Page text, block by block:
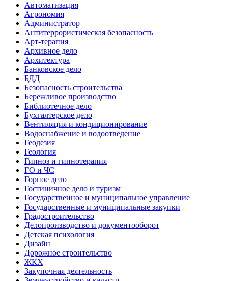
Автоматизация
Агрономия
Администратор
Антитеррористическая безопасность
Арт-терапия
Архивное дело
Архитектура
Банковское дело
БДД
Безопасность строительства
Бережливое производство
Библиотечное дело
Бухгалтерское дело
Вентиляция и кондиционирование
Водоснабжение и водоотведение
Геодезия
Геология
Гипноз и гипнотерапия
ГО и ЧС
Горное дело
Гостиничное дело и туризм
Государственное и муниципальное управление
Государственные и муниципальные закупки
Градостроительство
Делопроизводство и документооборот
Детская психология
Дизайн
Дорожное строительство
ЖКХ
Закупочная деятельность